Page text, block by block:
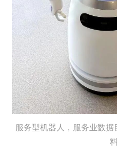
服务型机器人，服务业数
料